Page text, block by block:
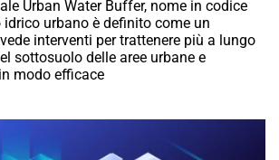
Urban Water Buffer, nome in codice
idrico urbano è definito come un
interventi per trattenere più a lungo
sottosuolo delle aree urbane e
modo efficace